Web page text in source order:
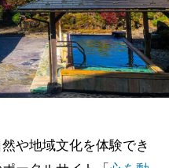
や地域文化を体験でき